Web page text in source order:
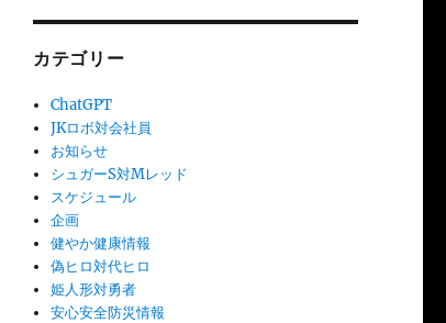
カテゴリー
ChatGPT
JKロボ対会社員
お知らせ
シュガーS対Mレッド
スケジュール
企画
健やか健康情報
偽ヒロ対代ヒロ
姫人形対勇者
安心安全防災情報